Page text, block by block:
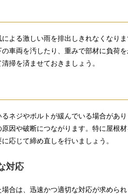
よる激しい雨を排出しきれなくなり
車両を汚したり、重みで部材に負荷を
掃を済ませておきましょう。
ネジやボルトが緩んでいる場合があ
因や破断につながります。特に屋根
応じて締め直しを行いましょう。
対応
合は、迅速かつ適切な対応が求めら